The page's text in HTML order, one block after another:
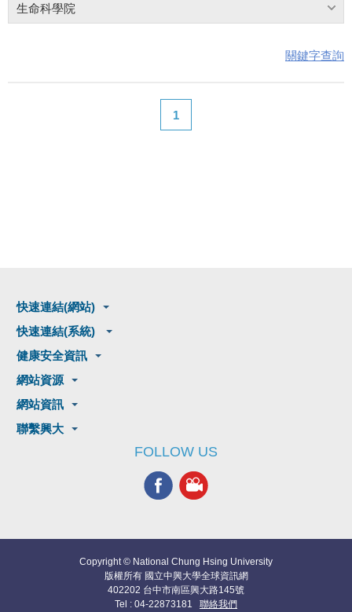
生命科學院
關鍵字查詢
1
快速連結(網站)
快速連結(系統)
健康安全資訊
網站資源
網站資訊
聯繫興大
FOLLOW US
Copyright © National Chung Hsing University
版權所有 國立中興大學全球資訊網
402202 台中市南區興大路145號
Tel : 04-22873181 聯絡我們